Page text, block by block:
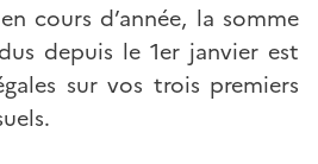
cours d’année, la somme
depuis le 1er janvier est
sur vos trois premiers